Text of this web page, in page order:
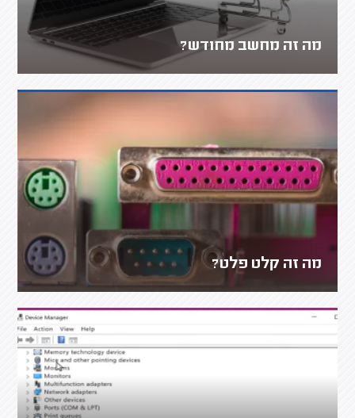
מה זה מחשב מחודש?
מה זה קלט פלט?